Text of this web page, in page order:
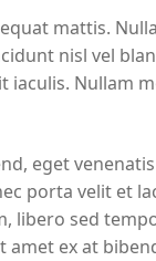
mattis.
nisl vel
iaculis. Nullam
eget
porta velit et
libero sed
amet ex at